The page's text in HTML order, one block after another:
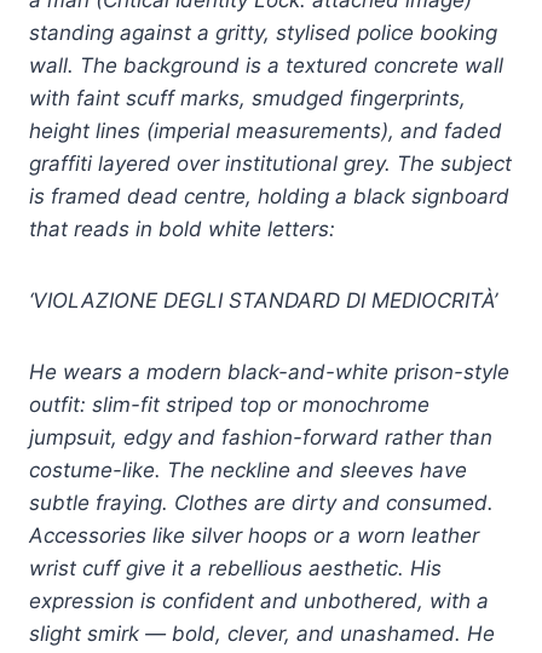
standing against a gritty, stylised police booking
wall. The background is a textured concrete wall
with faint scuff marks, smudged fingerprints,
height lines (imperial measurements), and faded
graffiti layered over institutional grey. The subject
is framed dead centre, holding a black signboard
that reads in bold white letters:
‘VIOLAZIONE DEGLI STANDARD DI MEDIOCRITÀ’
He wears a modern black-and-white prison-style
outfit: slim-fit striped top or monochrome
jumpsuit, edgy and fashion-forward rather than
costume-like. The neckline and sleeves have
subtle fraying. Clothes are dirty and consumed.
Accessories like silver hoops or a worn leather
wrist cuff give it a rebellious aesthetic. His
expression is confident and unbothered, with a
slight smirk — bold, clever, and unashamed. He